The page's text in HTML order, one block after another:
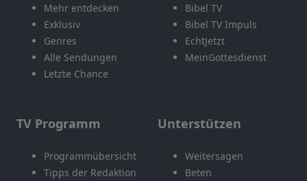
Mehr entdecken
Exklusiv
Genres
Alle Sendungen
Letzte Chance
Bibel TV
Bibel TV Impuls
EchtJetzt
MeinGottesdienst
TV Programm
Programmübersicht
Tipps der Redaktion
Unterstützen
Weitersagen
Beten